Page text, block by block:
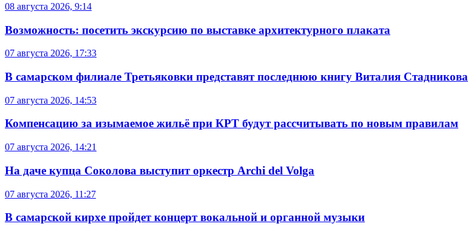
08 августа 2026, 9:14
Возможность: посетить экскурсию по выставке архитектурного плаката
07 августа 2026, 17:33
В самарском филиале Третьяковки представят последнюю книгу Виталия Стадникова
07 августа 2026, 14:53
Компенсацию за изымаемое жильё при КРТ будут рассчитывать по новым правилам
07 августа 2026, 14:21
На даче купца Соколова выступит оркестр Archi del Volga
07 августа 2026, 11:27
В самарской кирхе пройдет концерт вокальной и органной музыки